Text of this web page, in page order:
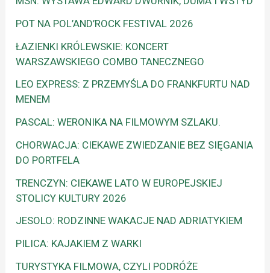
POT NA POL’AND’ROCK FESTIVAL 2026
ŁAZIENKI KRÓLEWSKIE: KONCERT
WARSZAWSKIEGO COMBO TANECZNEGO
LEO EXPRESS: Z PRZEMYŚLA DO FRANKFURTU NAD
MENEM
PASCAL: WERONIKA NA FILMOWYM SZLAKU.
CHORWACJA: CIEKAWE ZWIEDZANIE BEZ SIĘGANIA
DO PORTFELA
TRENCZYN: CIEKAWE LATO W EUROPEJSKIEJ
STOLICY KULTURY 2026
JESOLO: RODZINNE WAKACJE NAD ADRIATYKIEM
PILICA: KAJAKIEM Z WARKI
TURYSTYKA FILMOWA, CZYLI PODRÓŻE